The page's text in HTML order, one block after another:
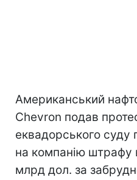
Американський
Chevron подав
еквадорського суду
на компанію штрафу
млрд дол. за